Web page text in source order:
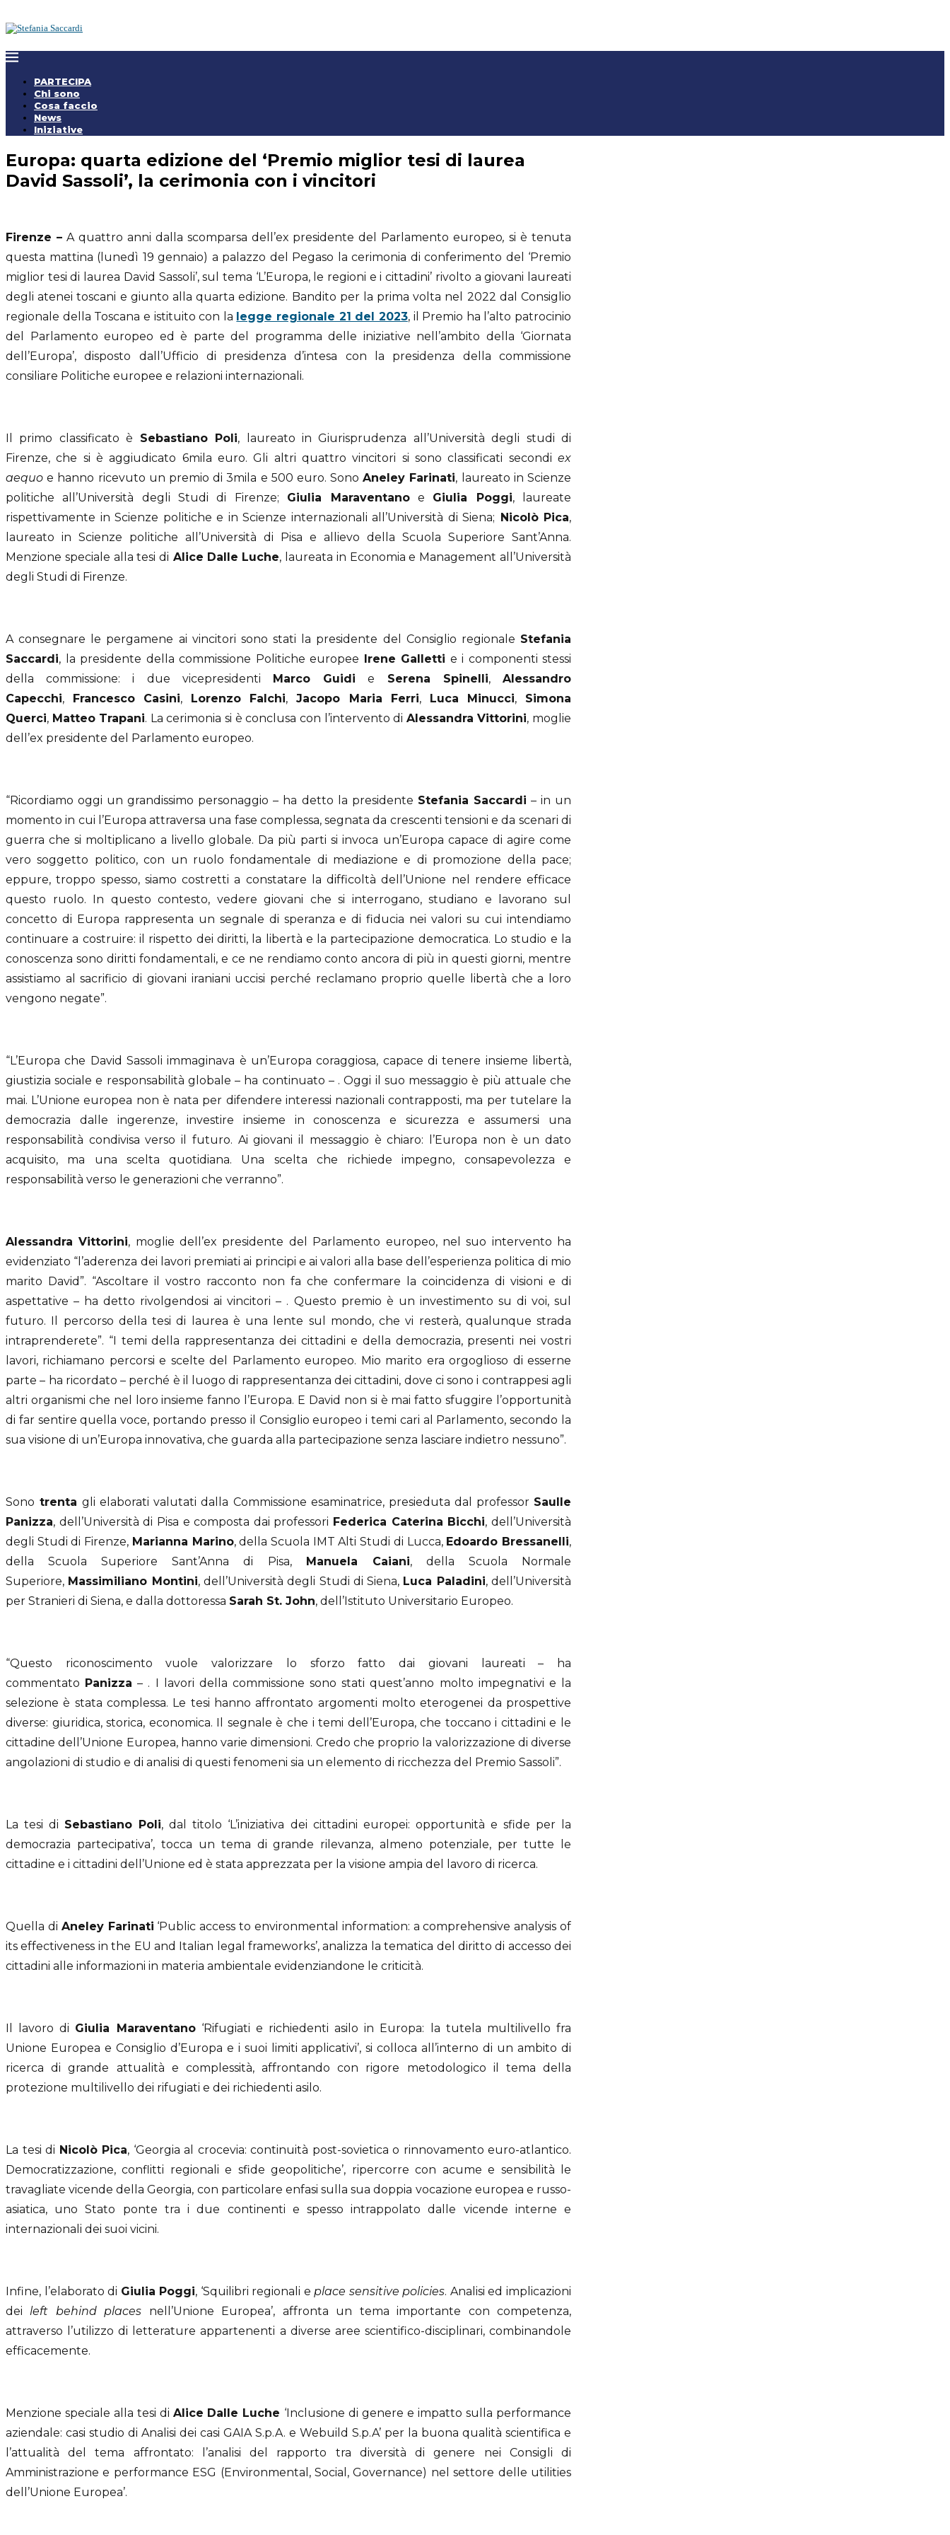
PARTECIPA
Chi sono
Cosa faccio
News
Iniziative
Europa: quarta edizione del ‘Premio miglior tesi di laurea
David Sassoli’, la cerimonia con i vincitori
Firenze –A quattro anni dalla scomparsa dell’ex presidente del Parlamento europeo, si è tenuta
questa mattina (lunedì 19 gennaio) a palazzo del Pegaso la cerimonia di conferimento del ‘Premio
miglior tesi di laurea David Sassoli’, sul tema ‘L’Europa, le regioni e i cittadini’ rivolto a giovani laureati
degli atenei toscani e giunto alla quarta edizione. Bandito per la prima volta nel 2022 dal Consiglio
regionale della Toscana e istituito con la legge regionale 21 del 2023, il Premio ha l’alto patrocinio
del Parlamento europeo ed è parte del programma delle iniziative nell’ambito della ‘Giornata
dell’Europa’, disposto dall’Ufficio di presidenza d’intesa con la presidenza della commissione
consiliare Politiche europee e relazioni internazionali.
Il primo classificato è Sebastiano Poli, laureato in Giurisprudenza all’Università degli studi di
Firenze, che si è aggiudicato 6mila euro. Gli altri quattro vincitori si sono classificati secondi ex
aequo e hanno ricevuto un premio di 3mila e 500 euro. SonoAneley Farinati, laureato in Scienze
politiche all’Università degli Studi di Firenze; Giulia Maraventanoe Giulia Poggi, laureate
rispettivamente in Scienze politiche e in Scienze internazionali all’Università di Siena; Nicolò Pica,
laureato in Scienze politiche all’Università di Pisa e allievo della Scuola Superiore Sant’Anna.
Menzione speciale alla tesi di Alice Dalle Luche, laureata in Economia e Management all’Università
degli Studi di Firenze.
A consegnare le pergamene ai vincitori sono stati la presidente del Consiglio regionale Stefania
Saccardi, la presidente della commissione Politiche europee Irene Galletti e i componenti stessi
della commissione: i due vicepresidenti Marco Guidi e Serena Spinelli,Alessandro
Capecchi, Francesco Casini, Lorenzo Falchi,Jacopo Maria Ferri, Luca Minucci, Simona
Querci, Matteo Trapani. La cerimonia si è conclusa con l’intervento di Alessandra Vittorini, moglie
dell’ex presidente del Parlamento europeo.
“Ricordiamo oggi un grandissimo personaggio – ha detto la presidente Stefania Saccardi – in un
momento in cui l’Europa attraversa una fase complessa, segnata da crescenti tensioni e da scenari di
guerra che si moltiplicano a livello globale. Da più parti si invoca un’Europa capace di agire come
vero soggetto politico, con un ruolo fondamentale di mediazione e di promozione della pace;
eppure, troppo spesso, siamo costretti a constatare la difficoltà dell’Unione nel rendere efficace
questo ruolo. In questo contesto, vedere giovani che si interrogano, studiano e lavorano sul
concetto di Europa rappresenta un segnale di speranza e di fiducia nei valori su cui intendiamo
continuare a costruire: il rispetto dei diritti, la libertà e la partecipazione democratica. Lo studio e la
conoscenza sono diritti fondamentali, e ce ne rendiamo conto ancora di più in questi giorni, mentre
assistiamo al sacrificio di giovani iraniani uccisi perché reclamano proprio quelle libertà che a loro
vengono negate”.
“L’Europa che David Sassoli immaginava è un’Europa coraggiosa, capace di tenere insieme libertà,
giustizia sociale e responsabilità globale – ha continuato – . Oggi il suo messaggio è più attuale che
mai. L’Unione europea non è nata per difendere interessi nazionali contrapposti, ma per tutelare la
democrazia dalle ingerenze, investire insieme in conoscenza e sicurezza e assumersi una
responsabilità condivisa verso il futuro. Ai giovani il messaggio è chiaro: l’Europa non è un dato
acquisito, ma una scelta quotidiana. Una scelta che richiede impegno, consapevolezza e
responsabilità verso le generazioni che verranno”.
Alessandra Vittorini, moglie dell’ex presidente del Parlamento europeo, nel suo intervento ha
evidenziato “l’aderenza dei lavori premiati ai principi e ai valori alla base dell’esperienza politica di mio
marito David”. “Ascoltare il vostro racconto non fa che confermare la coincidenza di visioni e di
aspettative – ha detto rivolgendosi ai vincitori – . Questo premio è un investimento su di voi, sul
futuro. Il percorso della tesi di laurea è una lente sul mondo, che vi resterà, qualunque strada
intraprenderete”. “I temi della rappresentanza dei cittadini e della democrazia, presenti nei vostri
lavori, richiamano percorsi e scelte del Parlamento europeo. Mio marito era orgoglioso di esserne
parte – ha ricordato – perché è il luogo di rappresentanza dei cittadini, dove ci sono i contrappesi agli
altri organismi che nel loro insieme fanno l’Europa. E David non si è mai fatto sfuggire l’opportunità
di far sentire quella voce, portando presso il Consiglio europeo i temi cari al Parlamento, secondo la
sua visione di un’Europa innovativa, che guarda alla partecipazione senza lasciare indietro nessuno”.
Sono trentagli elaborati valutati dalla Commissione esaminatrice, presieduta dal professor Saulle
Panizza, dell’Università di Pisa e composta dai professori Federica Caterina Bicchi, dell’Università
degli Studi di Firenze, Marianna Marino, della Scuola IMT Alti Studi di Lucca, Edoardo Bressanelli,
della Scuola Superiore Sant’Anna di Pisa, Manuela Caiani, della Scuola Normale
Superiore, Massimiliano Montini, dell’Università degli Studi di Siena, Luca Paladini, dell’Università
per Stranieri di Siena, e dalla dottoressa Sarah St. John, dell’Istituto Universitario Europeo.
“Questo riconoscimento vuole valorizzare lo sforzo fatto dai giovani laureati – ha
commentato Panizza – . I lavori della commissione sono stati quest’anno molto impegnativi e la
selezione è stata complessa. Le tesi hanno affrontato argomenti molto eterogenei da prospettive
diverse: giuridica, storica, economica. Il segnale è che i temi dell’Europa, che toccano i cittadini e le
cittadine dell’Unione Europea, hanno varie dimensioni. Credo che proprio la valorizzazione di diverse
angolazioni di studio e di analisi di questi fenomeni sia un elemento di ricchezza del Premio Sassoli”.
La tesi di Sebastiano Poli, dal titolo ‘L’iniziativa dei cittadini europei: opportunità e sfide per la
democrazia partecipativa’, tocca un tema di grande rilevanza, almeno potenziale, per tutte le
cittadine e i cittadini dell’Unione ed è stata apprezzata per la visione ampia del lavoro di ricerca.
Quella di Aneley Farinati ‘Public access to environmental information: a comprehensive analysis of
its effectiveness in the EU and Italian legal frameworks’, analizza la tematica del diritto di accesso dei
cittadini alle informazioni in materia ambientale evidenziandone le criticità.
Il lavoro di Giulia Maraventano‘Rifugiati e richiedenti asilo in Europa: la tutela multilivello fra
Unione Europea e Consiglio d’Europa e i suoi limiti applicativi’, si colloca all’interno di un ambito di
ricerca di grande attualità e complessità, affrontando con rigore metodologico il tema della
protezione multilivello dei rifugiati e dei richiedenti asilo.
La tesi di Nicolò Pica, ‘Georgia al crocevia: continuità post-sovietica o rinnovamento euro-atlantico.
Democratizzazione, conflitti regionali e sfide geopolitiche’, ripercorre con acume e sensibilità le
travagliate vicende della Georgia, con particolare enfasi sulla sua doppia vocazione europea e russo-
asiatica, uno Stato ponte tra i due continenti e spesso intrappolato dalle vicende interne e
internazionali dei suoi vicini.
Infine, l’elaborato di Giulia Poggi, ‘Squilibri regionali eplace sensitive policies. Analisi ed implicazioni
deileft behind places nell’Unione Europea’, affronta un tema importante con competenza,
attraverso l’utilizzo di letterature appartenenti a diverse aree scientifico-disciplinari, combinandole
efficacemente.
Menzione speciale alla tesi di Alice Dalle Luche ‘Inclusione di genere e impatto sulla performance
aziendale: casi studio di Analisi dei casi GAIA S.p.A. e Webuild S.p.A’ per la buona qualità scientifica e
l’attualità del tema affrontato: l’analisi del rapporto tra diversità di genere nei Consigli di
Amministrazione e performance ESG (Environmental, Social, Governance) nel settore delle utilities
dell’Unione Europea’.